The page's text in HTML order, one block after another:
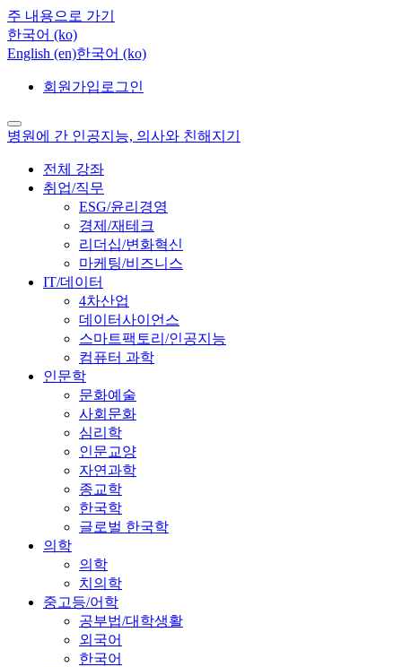
주 내용으로 가기
한국어 ‎(ko)‎
English ‎(en)‎한국어 ‎(ko)‎
회원가입 로그인
병원에 간 인공지능, 의사와 친해지기
전체 강좌
취업/직무
ESG/윤리경영
경제/재테크
리더십/변화혁신
마케팅/비즈니스
IT/데이터
4차산업
데이터사이언스
스마트팩토리/인공지능
컴퓨터 과학
인문학
문화예술
사회문화
심리학
인문교양
자연과학
종교학
한국학
글로벌 한국학
의학
의학
치의학
중고등/어학
공부법/대학생활
외국어
한국어